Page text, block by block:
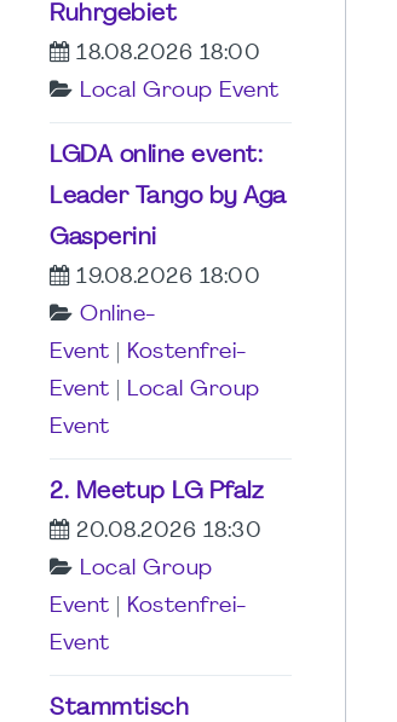
Ruhrgebiet
18.08.2026 18:00
Local Group Event
LGDA online event:
Leader Tango by Aga
Gasperini
19.08.2026 18:00
Online-
Event
Kostenfrei-
Event
Local Group
Event
2. Meetup LG Pfalz
20.08.2026 18:30
Local Group
Event
Kostenfrei-
Event
Stammtisch